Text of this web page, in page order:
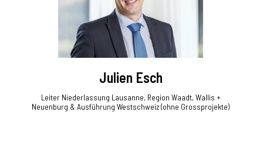
Julien Esch
Leiter Niederlassung Lausanne, Region Waadt, Wallis +
Neuenburg & Ausführung Westschweiz (ohne Grossprojekte)